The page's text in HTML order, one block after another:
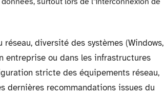
diversité des systèmes (Windows,
entreprise ou dans les infrastructures
stricte des équipements réseau,
dernières recommandations issues du